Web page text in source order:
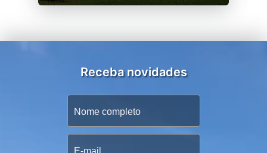
Receba novidades